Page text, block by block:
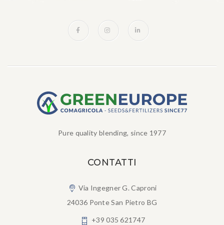
Pure quality blending, since 1977
CONTATTI
Via Ingegner G. Caproni
24036 Ponte San Pietro BG
+39 035 621747